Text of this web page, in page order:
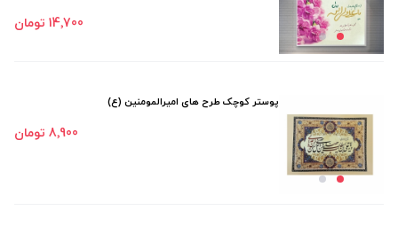
14٬700 تومان
پوستر کوچک طرح های امیرالمومنین (ع)
8٬900 تومان